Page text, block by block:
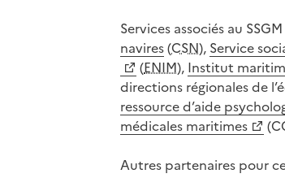
Services associés au
navires(CSN), Service
(ENIM), Institut
directions régionales de
ressource d’aide
médicales maritimes
Autres partenaires pour